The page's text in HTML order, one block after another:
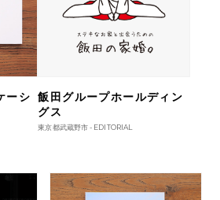
ーシ 飯田グループホールディン
グス
東京都武蔵野市 - EDITORIAL